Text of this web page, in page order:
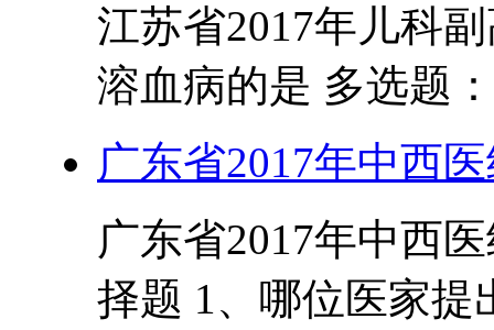
江苏省2017年儿科
溶血病的是 多选题
广东省2017年中西
广东省2017年中西
择题 1、哪位医家提